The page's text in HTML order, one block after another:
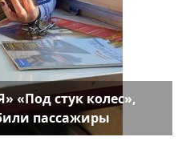
«Под стук колес»,
пассажиры